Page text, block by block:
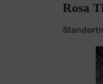
Rosa